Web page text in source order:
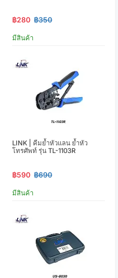
฿280 ฿350
มีสินค้า
LINK | คีมย้ำหัวแลน ย้ำหัว
โทรศัพท์ รุ่น TL-1103R
฿590 ฿690
มีสินค้า